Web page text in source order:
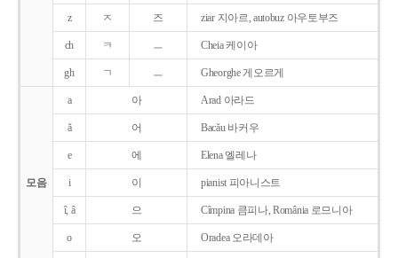
z ㅈ 즈 ziar 지아르, autobuz 아우토부즈
ch ㅋ ㅡ Cheia 케이아
gh ㄱ ㅡ Gheorghe 게오르게
모음
a 아 Arad 아라드
ǎ 어 Bacǎu 바커우
e 에 Elena 엘레나
i 이 pianist 피아니스트
î, â 으 Cîmpina 큼피나, România 로므니아
o 오 Oradea 오라데아